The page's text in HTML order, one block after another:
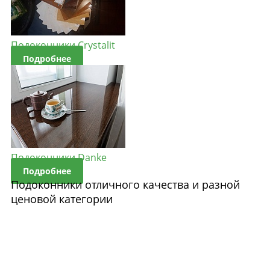
Подоконники Crystalit
Подробнее
Подоконники Danke
Подробнее
Подоконники отличного качества и разной
ценовой категории